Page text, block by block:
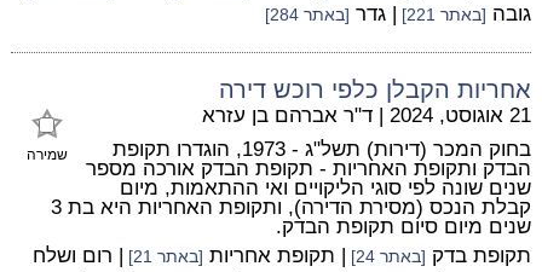
גובה [באתר 221] | גדר [באתר 284]
אחריות הקבלן כלפי רוכש דירה
שמירה
21 אוגוסט, 2024 | ד"ר אברהם בן עזרא
בחוק המכר (דירות) תשל"ג - 1973, הוגדרו תקופת
הבדק ותקופת האחריות - תקופת הבדק אורכה מספר
שנים שונה לפי סוגי הליקויים ואי ההתאמות, מיום
קבלת הנכס (מסירת הדירה), ותקופת האחריות היא בת 3
שנים מיום סיום תקופת הבדק.
תקופת בדק [באתר 24] | תקופת אחריות [באתר 21] | רום ושלח